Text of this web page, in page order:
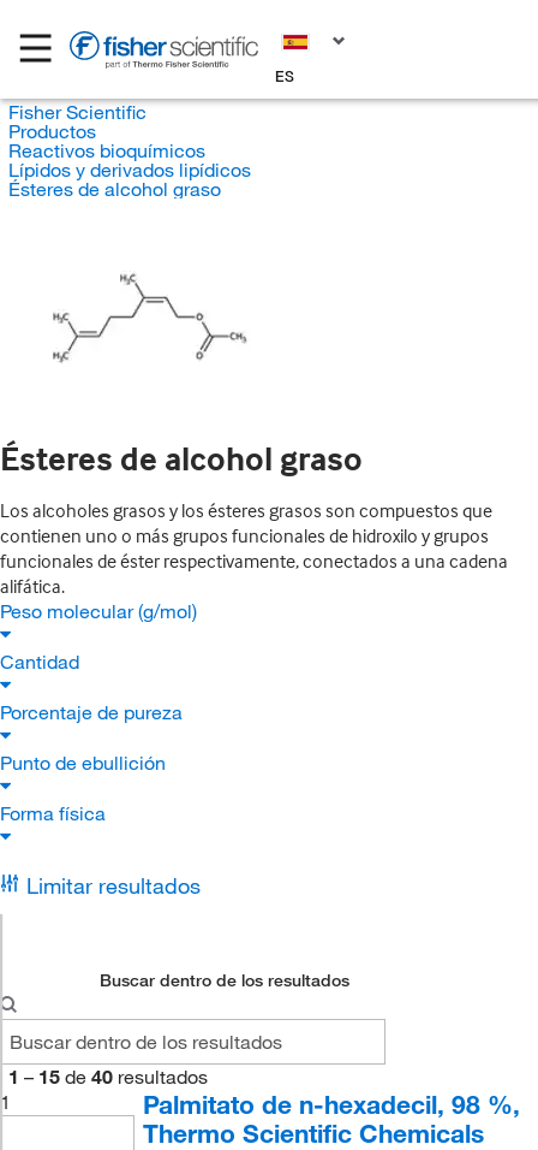
ES
Fisher Scientific
Productos
Reactivos bioquímicos
Lípidos y derivados lipídicos
Ésteres de alcohol graso
Ésteres de alcohol graso
Los alcoholes grasos y los ésteres grasos son compuestos que
contienen uno o más grupos funcionales de hidroxilo y grupos
funcionales de éster respectivamente, conectados a una cadena
alifática.
Peso molecular (g/mol)
Cantidad
Porcentaje de pureza
Punto de ebullición
Forma física
Limitar resultados
Buscar dentro de los resultados
1 – 15 de 40 resultados
1
Palmitato de n-hexadecil, 98 %,
Thermo Scientific Chemicals